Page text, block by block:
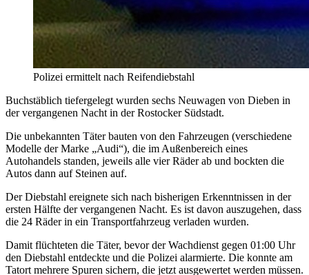
Polizei ermittelt nach Reifendiebstahl
Buchstäblich tiefergelegt wurden sechs Neuwagen von Dieben in
der vergangenen Nacht in der Rostocker Südstadt.
Die unbekannten Täter bauten von den Fahrzeugen (verschiedene
Modelle der Marke „Audi“), die im Außenbereich eines
Autohandels standen, jeweils alle vier Räder ab und bockten die
Autos dann auf Steinen auf.
Der Diebstahl ereignete sich nach bisherigen Erkenntnissen in der
ersten Hälfte der vergangenen Nacht. Es ist davon auszugehen, dass
die 24 Räder in ein Transportfahrzeug verladen wurden.
Damit flüchteten die Täter, bevor der Wachdienst gegen 01:00 Uhr
den Diebstahl entdeckte und die Polizei alarmierte. Die konnte am
Tatort mehrere Spuren sichern, die jetzt ausgewertet werden müssen.